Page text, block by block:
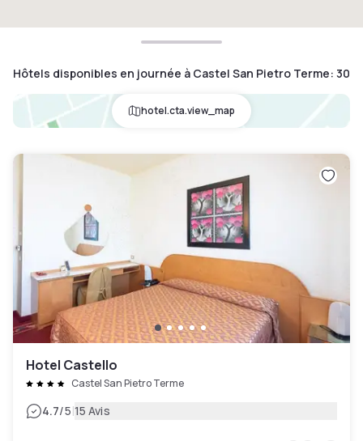
Hôtels disponibles en journée à Castel San Pietro Terme: 30
hotel.cta.view_map
Hotel Castello
Castel San Pietro Terme
4.7/5|15 Avis